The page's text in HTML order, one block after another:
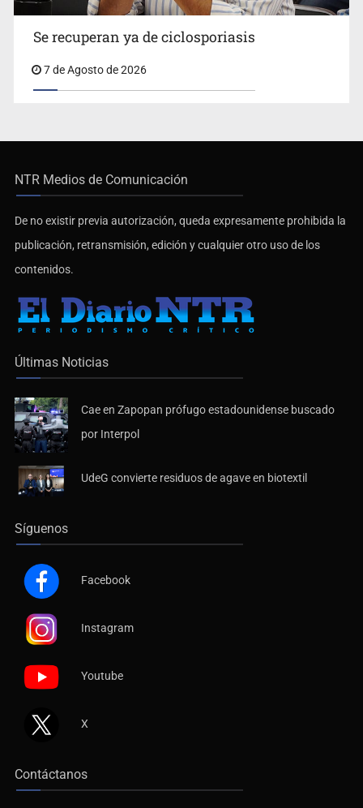
Se recuperan ya de ciclosporiasis
7 de Agosto de 2026
NTR Medios de Comunicación
De no existir previa autorización, queda expresamente prohibida la
publicación, retransmisión, edición y cualquier otro uso de los
contenidos.
Últimas Noticias
Cae en Zapopan prófugo estadounidense buscado
por Interpol
UdeG convierte residuos de agave en biotextil
Síguenos
Facebook
Instagram
Youtube
X
Contáctanos